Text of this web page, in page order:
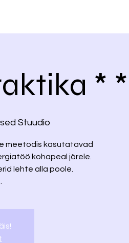
* *
Stuudio
meetodis kasutatavad
kohapeal järele.
lehte alla poole.